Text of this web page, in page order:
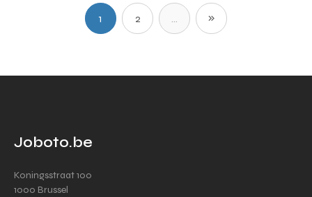
1 2
Joboto.be
Koningsstraat 100
1000 Brussel